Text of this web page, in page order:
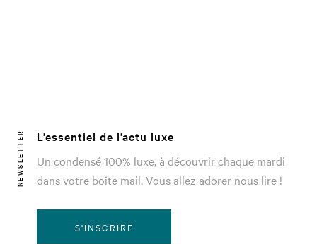
NEWSLETTER
L’essentiel de l’actu luxe
Un condensé 100% luxe, à découvrir chaque mardi
dans votre boîte mail. Vous allez adorer nous lire !
S'INSCRIRE